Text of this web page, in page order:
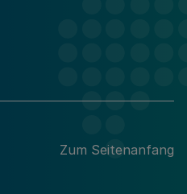
Zum Seitenanfang